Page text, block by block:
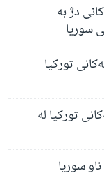
دژ بە
سوریا
تورکیا
تورکیا لە
سوریا